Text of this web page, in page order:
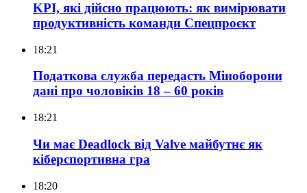
KPI, які дійсно працюють: як вимірювати
продуктивність команди Спецпроєкт
18:21
Податкова служба передасть Міноборони
дані про чоловіків 18 – 60 років
18:21
Чи має Deadlock від Valve майбутнє як
кіберспортивна гра
18:20